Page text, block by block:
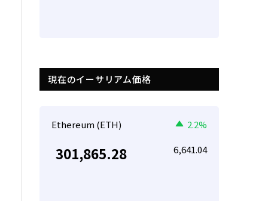
現在のイーサリアム価格
Ethereum (ETH) 2.2%
301,865.28 6,641.04